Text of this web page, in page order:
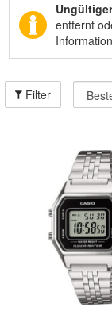
entfernt
Filter